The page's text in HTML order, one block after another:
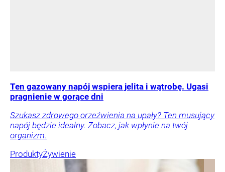
Ten gazowany napój wspiera jelita i wątrobę. Ugasi
pragnienie w gorące dni
Szukasz zdrowego orzeźwienia na upały? Ten musujący
napój będzie idealny. Zobacz, jak wpłynie na twój
organizm.
ProduktyŻywienie